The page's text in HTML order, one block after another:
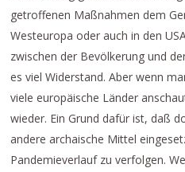
getroffenen Maßnahmen dem
Westeuropa oder auch in den
zwischen der Bevölkerung und
es viel Widerstand. Aber wenn
viele europäische Länder
wieder. Ein Grund dafür ist, daß
andere archaische Mittel
Pandemieverlauf zu verfolgen.